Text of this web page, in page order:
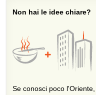
Non hai le idee chiare?
Se conosci poco